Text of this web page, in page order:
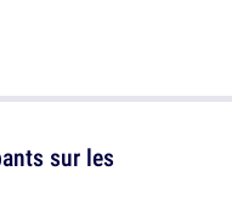
sur les